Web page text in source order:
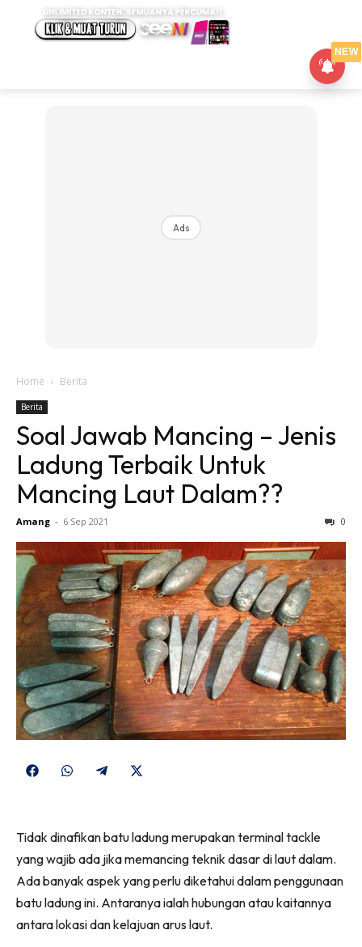
Ads
Home Berita
Berita
Soal Jawab Mancing – Jenis
Ladung Terbaik Untuk
Mancing Laut Dalam??
Amang - 6 Sep 2021 0
Share
Share
Share
(Twitter)
Tidak dinafikan batu ladung merupakan terminal tackle
yang wajib ada jika memancing teknik dasar di laut dalam.
Ada banyak aspek yang perlu diketahui dalam penggunaan
batu ladung ini. Antaranya ialah hubungan atau kaitannya
antara lokasi dan kelajuan arus laut.
NEW